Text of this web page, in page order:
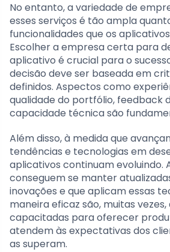
No entanto, a variedade de
esses serviços é tão ampla
funcionalidades que os
Escolher a empresa certa para
aplicativo é crucial para o
decisão deve ser baseada em
definidos. Aspectos como
qualidade do portfólio, feedback
capacidade técnica são
Além disso, à medida que
tendências e tecnologias em
aplicativos continuam evoluindo.
conseguem se manter
inovações e que aplicam essas
maneira eficaz são, muitas vezes,
capacitadas para oferecer
atendem às expectativas dos
as superam.